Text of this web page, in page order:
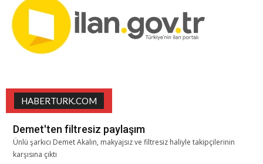
HABERTURK.COM
Demet'ten filtresiz paylaşım
Ünlü şarkıcı Demet Akalın, makyajsız ve filtresiz haliyle takipçilerinin
karşısına çıktı